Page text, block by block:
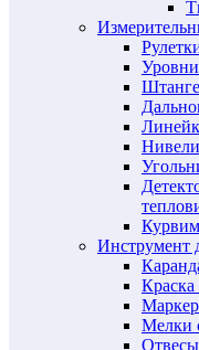
Уровни
Инструмент
Краска
Мелки
Отвесы